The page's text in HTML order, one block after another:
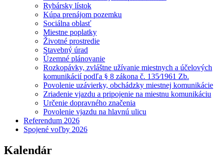
Rybársky lístok
Kúpa prenájom pozemku
Sociálna oblasť
Miestne poplatky
Životné prostredie
Stavebný úrad
Územné plánovanie
Rozkopávky, zvláštne užívanie miestnych a účelových
komunikácií podľa § 8 zákona č. 135⁄1961 Zb.
Povolenie uzávierky, obchádzky miestnej komunikácie
Zriadenie vjazdu a pripojenie na miestnu komunikáciu
Určenie dopravného značenia
Povolenie vjazdu na hlavnú ulicu
Referendum 2026
Spojené voľby 2026
Kalendár